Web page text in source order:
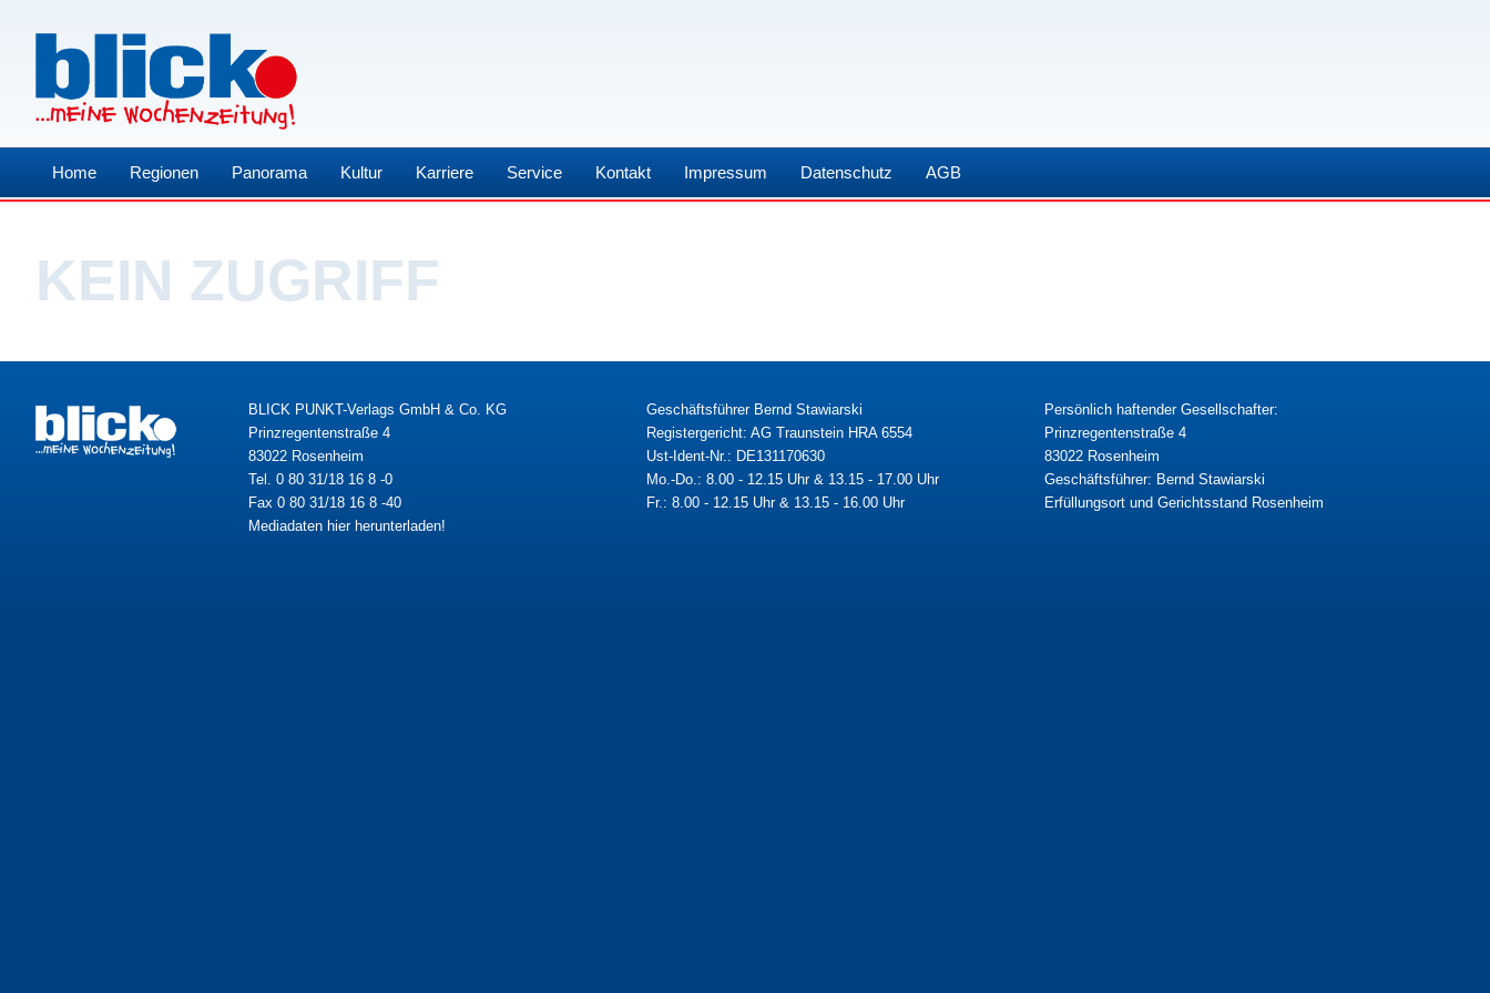
Home Regionen Panorama Kultur Karriere Service Kontakt Impressum Datenschutz AGB
KEIN ZUGRIFF
BLICK PUNKT-Verlags GmbH & Co. KG
Prinzregentenstraße 4
83022 Rosenheim
Tel. 0 80 31/18 16 8 -0
Fax 0 80 31/18 16 8 -40
Mediadaten hier herunterladen!
Geschäftsführer Bernd Stawiarski
Registergericht: AG Traunstein HRA 6554
Ust-Ident-Nr.: DE131170630
Mo.-Do.: 8.00 - 12.15 Uhr & 13.15 - 17.00 Uhr
Fr.: 8.00 - 12.15 Uhr & 13.15 - 16.00 Uhr
Persönlich haftender Gesellschafter:
Prinzregentenstraße 4
83022 Rosenheim
Geschäftsführer: Bernd Stawiarski
Erfüllungsort und Gerichtsstand Rosenheim